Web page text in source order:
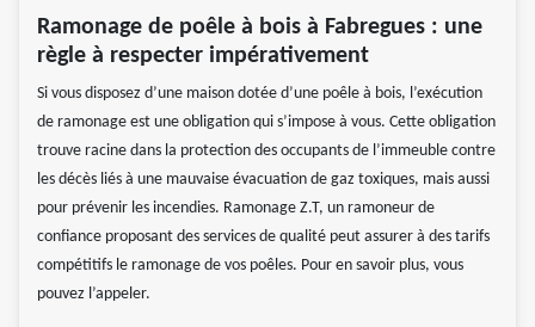
Ramonage de poêle à bois à Fabregues : une
règle à respecter impérativement
Si vous disposez d’une maison dotée d’une poêle à bois, l’exécution
de ramonage est une obligation qui s’impose à vous. Cette obligation
trouve racine dans la protection des occupants de l’immeuble contre
les décès liés à une mauvaise évacuation de gaz toxiques, mais aussi
pour prévenir les incendies. Ramonage Z.T, un ramoneur de
confiance proposant des services de qualité peut assurer à des tarifs
compétitifs le ramonage de vos poêles. Pour en savoir plus, vous
pouvez l’appeler.